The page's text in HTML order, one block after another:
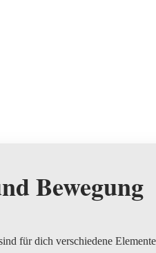
Bewegung
für dich verschiedene